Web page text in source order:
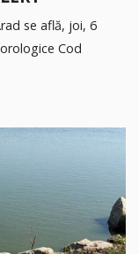
se află, joi, 6
Cod